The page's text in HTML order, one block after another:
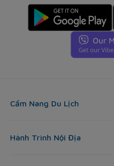
Cẩm Nang Du Lịch
Hành Trình Nội Địa